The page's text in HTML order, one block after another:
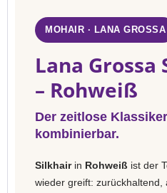
MOHAIR · LANA GROSSA
Lana Grossa
– Rohweiß
Der zeitlose
kombinierbar.
Silkhairin Rohweiß ist der
wieder greift: zurückhaltend,